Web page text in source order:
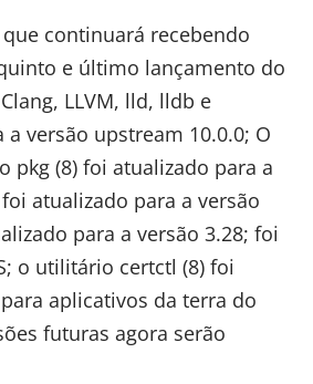
que continuará recebendo
e último lançamento do
Clang, LLVM, lld, lldb e
versão upstream 10.0.0; O
pkg (8) foi atualizado para a
atualizado para a versão
para a versão 3.28; foi
o utilitário certctl (8) foi
aplicativos da terra do
futuras agora serão